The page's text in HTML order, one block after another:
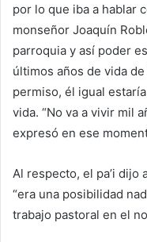
por lo que iba a hablar
monseñor Joaquín
parroquia y así poder
últimos años de vida
permiso, él igual
vida. “No va a vivir mil
expresó en ese
Al respecto, el pa’i dijo
“era una posibilidad
trabajo pastoral en el